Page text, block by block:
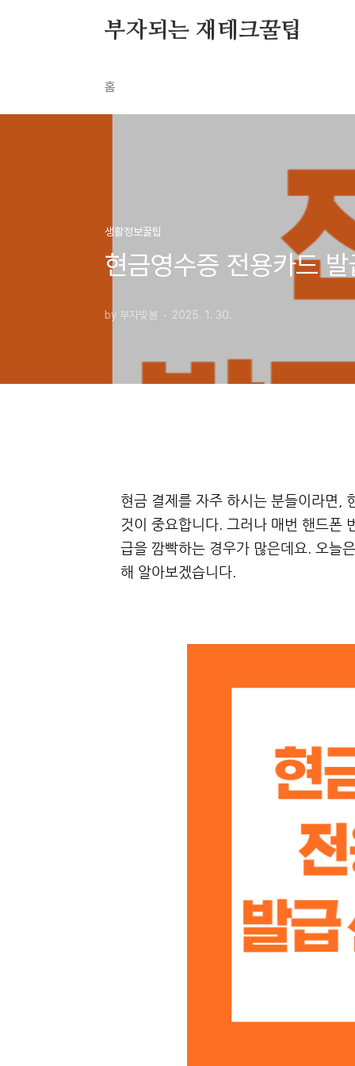
부자되는 재테크꿀팁
홈
생활정보꿀팁
현금영수증 전용카드
by 부자빛봄 2025. 1. 30.
현금 결제를 자주 하시는 분들이라면,
것이 중요합니다. 그러나 매번 핸드폰
급을 깜빡하는 경우가 많은데요. 오늘
해 알아보겠습니다.